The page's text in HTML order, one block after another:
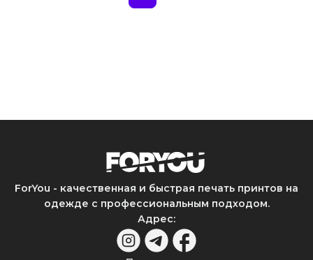
ForYou - качественная и быстрая печать принтов на
одежде с профессиональным подходом.
Адрес: